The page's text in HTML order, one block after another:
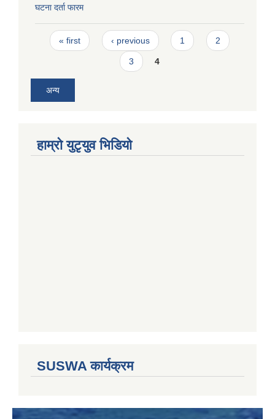
घटना दर्ता फारम
Pages
« first ‹ previous 1 2
3 4
अन्य
हाम्राे युटृयुव भिडियाे
SUSWA कार्यक्रम